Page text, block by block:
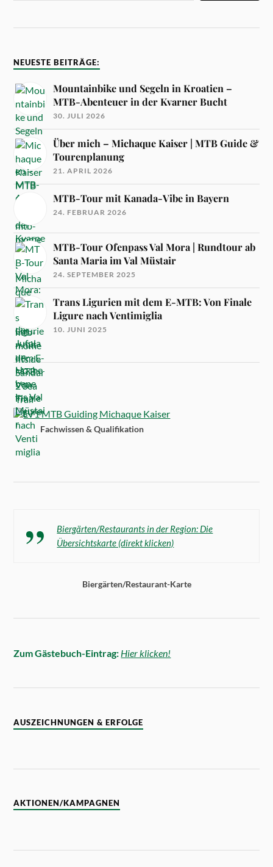
NEUESTE BEITRÄGE:
Mountainbike und Segeln in Kroatien –
MTB-Abenteuer in der Kvarner Bucht
30. JULI 2026
Über mich – Michaque Kaiser | MTB Guide &
Tourenplanung
21. APRIL 2026
MTB-Tour mit Kanada-Vibe in Bayern
24. FEBRUAR 2026
MTB-Tour Ofenpass Val Mora | Rundtour ab
Santa Maria im Val Müstair
24. SEPTEMBER 2025
Trans Ligurien mit dem E-MTB: Von Finale
Ligure nach Ventimiglia
10. JUNI 2025
Fachwissen & Qualifikation
Biergärten/Restaurants in der Region: Die
Übersichtskarte (direkt klicken)
Biergärten/Restaurant-Karte
Zum Gästebuch-Eintrag: Hier klicken!
AUSZEICHNUNGEN & ERFOLGE
AKTIONEN/KAMPAGNEN